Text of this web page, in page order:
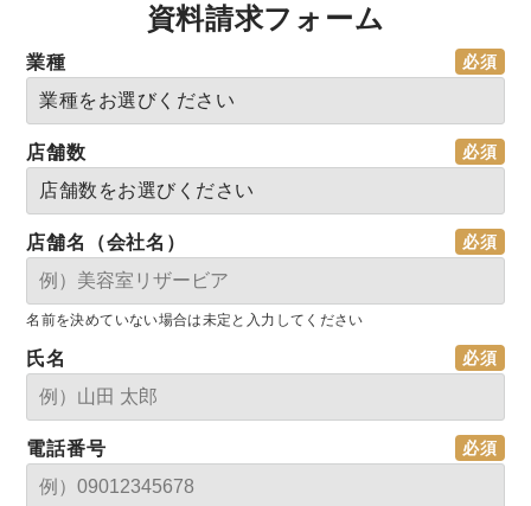
資料請求フォーム
業種
店舗数
店舗名（会社名）
名前を決めていない場合は未定と入力してください
氏名
電話番号